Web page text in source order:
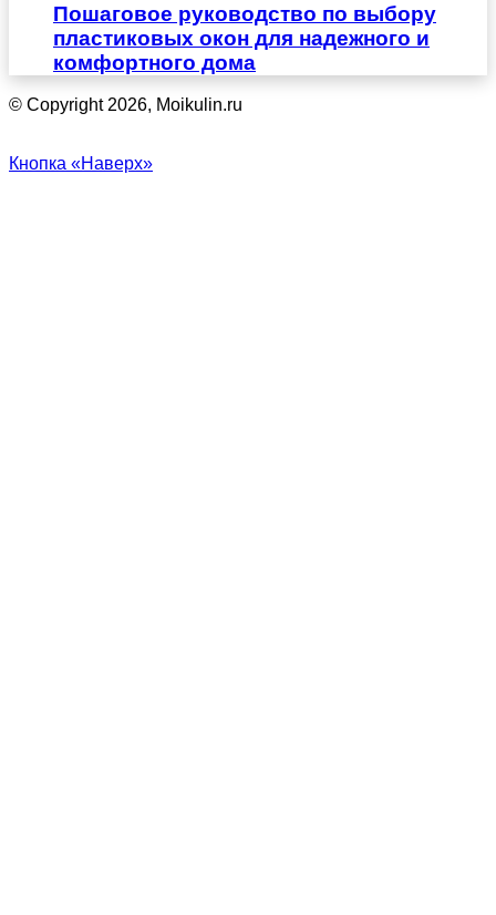
Пошаговое руководство по выбору
пластиковых окон для надежного и
комфортного дома
© Copyright 2026, Moikulin.ru
Кнопка «Наверх»